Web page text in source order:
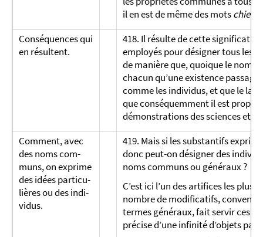
il en est de même des motschien,
Conséquences qui
en ré­sultent.
418. Il résulte de cette
employés pour désigner tous les
de manière que, quoique le
chacun qu’une existence
comme les individus, et que le
que conséquemment il est propre
démonstrations des sciences et
Comment, avec
des noms com­
muns, on ex­prime
des idées par­ticu­
lières ou des in­di­
vi­dus.
419. Mais si les substantifs
donc peut-on désigner des
noms communs ou généraux ?
C’est ici l’un des artifices les plus
nombre de modificatifs,
termes généraux, fait servir ces
précise d’une infinité d’objets